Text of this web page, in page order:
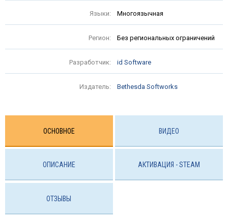
Языки: Многоязычная
Регион: Без региональных ограничений
Разработчик: id Software
Издатель: Bethesda Softworks
ОСНОВНОЕ ВИДЕО
ОПИСАНИЕ АКТИВАЦИЯ - STEAM
ОТЗЫВЫ